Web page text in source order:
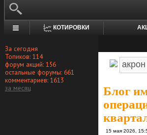
КОТИРОВКИ
За сегодня
Топиков: 114
форум акций: 156
остальные форумы: 661
комментариев: 1613
за месяц
Блог
15 мая 2026,